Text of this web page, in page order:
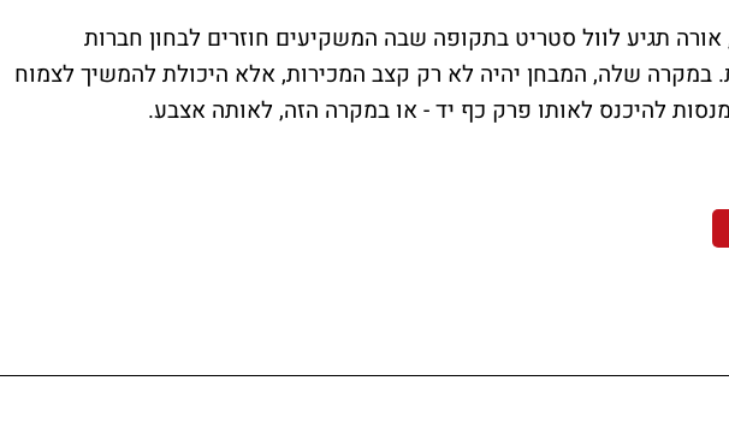
תגיע לוול סטריט בתקופה שבה המשקיעים חוזרים לבחון חברות
במקרה שלה, המבחן יהיה לא רק קצב המכירות, אלא היכולת להמשיך לצמוח
להיכנס לאותו פרק כף יד - או במקרה הזה, לאותה אצבע.